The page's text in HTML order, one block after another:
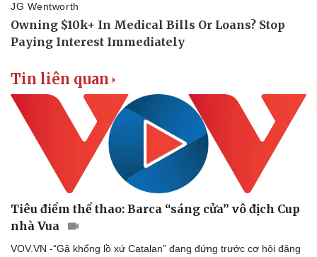
Tin liên quan
Tiêu điểm thể thao: Barca “sáng cửa” vô địch Cup
nhà Vua
VOV.VN -“Gã khổng lồ xứ Catalan” đang đứng trước cơ hội đăng